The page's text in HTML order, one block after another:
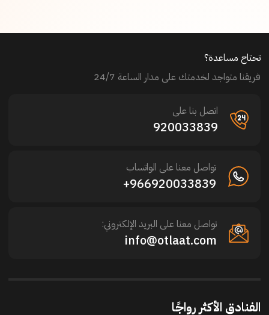
تحتاج مساعدة؟
فريقنا متواجد لخدمتك على مدار الساعة 24/7
اتصل بنا على
920033839
تواصل معنا على الواتساب
966920033839+
تواصل معنا على البريد الإلكتروني:
info@otlaat.com
الفنادق الأكثر رواجًا